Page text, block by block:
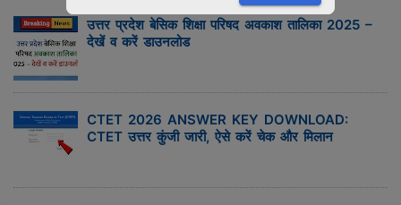
उत्तर प्रदेश बेसिक शिक्षा परिषद अवकाश तालिका 2025 –
देखें व करें डाउनलोड
CTET 2026 ANSWER KEY DOWNLOAD:
CTET उत्तर कुंजी जारी, ऐसे करें चेक और मिलान